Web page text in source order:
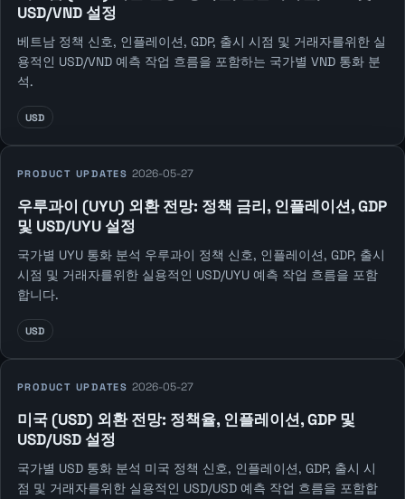
USD/VND 설정
베트남 정책 신호, 인플레이션, GDP, 출시 시점 및 거래자를위한 실
용적인 USD/VND 예측 작업 흐름을 포함하는 국가별 VND 통화 분
석.
USD
PRODUCT UPDATES 2026-05-27
우루과이 (UYU) 외환 전망: 정책 금리, 인플레이션, GDP
및 USD/UYU 설정
국가별 UYU 통화 분석 우루과이 정책 신호, 인플레이션, GDP, 출시
시점 및 거래자를위한 실용적인 USD/UYU 예측 작업 흐름을 포함
합니다.
USD
PRODUCT UPDATES 2026-05-27
미국 (USD) 외환 전망: 정책율, 인플레이션, GDP 및
USD/USD 설정
국가별 USD 통화 분석 미국 정책 신호, 인플레이션, GDP, 출시 시
점 및 거래자를위한 실용적인 USD/USD 예측 작업 흐름을 포함합